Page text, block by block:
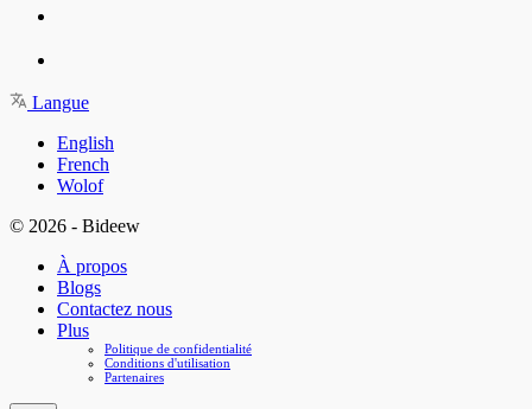
Langue
English
French
Wolof
© 2026 - Bideew
À propos
Blogs
Contactez nous
Plus
Politique de confidentialité
Conditions d'utilisation
Partenaires